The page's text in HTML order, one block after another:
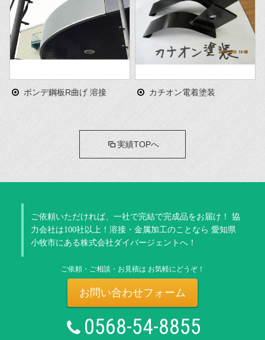
ボンデ鋼板R曲げ 溶接 カチオン電着塗装
実績TOPへ
ご依頼いただければ、一社で完結で完成品をお届け！
協
力会社は100社以上！溶接・金属加工のことなら 愛知県
小牧市にある株式会社ダイバージェントへ！
ご依頼・ご相談・お見積は お気軽にどうぞ！
お問い合わせフォーム
0568-54-8855